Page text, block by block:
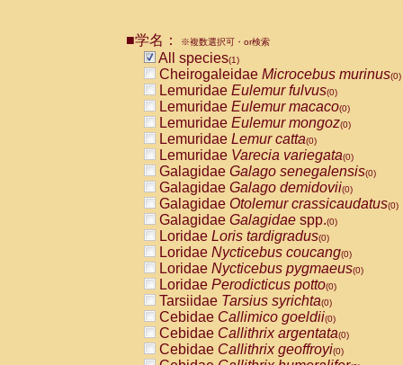
CebidaeCebus nigrivittatus
CebidaeCebus
CebidaeSaimiri boliviensis(0)
CebidaeSaimiri sciureus(0)
AtelidaeAlouatta caraya(0)
AtelidaeAlouatta fusca(0)
AtelidaeAlouatta seniculus
AtelidaeAlouattaspp.(0)
AtelidaeAteles belzebuth(0)
AtelidaeAteles geoffroyi(0)
AtelidaeAteles paniscus(0)
AtelidaeAtelesspp.(0)
Atelidae Lagothrix lagothricha
AtelidaeLagothrix lagothricha cana
PitheciidaeCacajao calvus
PitheciidaeCallicebus cupreus
PitheciidaeCallicebus donacophilus
PitheciidaeCallicebus moloch
PitheciidaeCallicebus torquatus
PitheciidaeCallicebusspp.(0)
■学名： ※複数選択可・or検索
All species(1)
Cheirogaleidae Microcebus murinus(0)
Lemuridae Eulemur fulvus(0)
Lemuridae Eulemur macaco(0)
Lemuridae Eulemur mongoz(0)
Lemuridae Lemur catta(0)
Lemuridae Varecia variegata(0)
Galagidae Galago senegalensis(0)
Galagidae Galago demidovii(0)
Galagidae Otolemur crassicaudatus(0)
Galagidae Galagidae spp.(0)
Loridae Loris tardigradus(0)
Loridae Nycticebus coucang(0)
Loridae Nycticebus pygmaeus(0)
Loridae Perodicticus potto(0)
Tarsiidae Tarsius syrichta(0)
Cebidae Callimico goeldii(0)
Cebidae Callithrix argentata(0)
Cebidae Callithrix geoffroyi(0)